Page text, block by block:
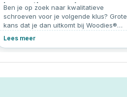
innovatieve merk
Ben je op zoek naar kwalitatieve
schroeven voor je volgende klus? Grote
kans dat je dan uitkomt bij Woodies®
populair bij vakmensen én doe-het-
Woodies zo’n slimme keuze is.
Lees meer